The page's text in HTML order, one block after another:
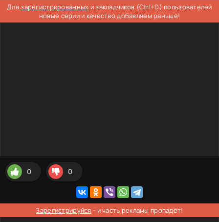
Длязарегистрированных и закладчиков (Ctrl+D) пользователей
новые серии и качество добавляем раньше!
0 0
Зарегистрируйся - и часть рекламы пропадёт!